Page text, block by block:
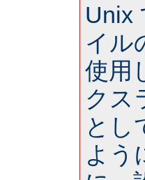
Unix
イル
使用
クス
とし
よう